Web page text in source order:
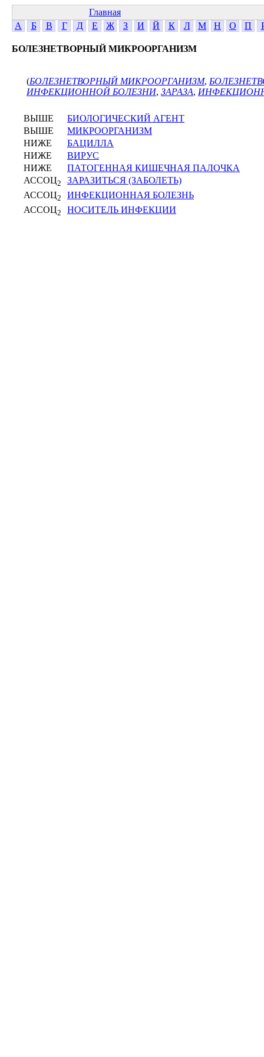
Главная
А
Б В Г Д Е Ж З И Й К Л М Н О П
БОЛЕЗНЕТВОРНЫЙ МИКРООРГАНИЗМ
(БОЛЕЗНЕТВОРНЫЙ МИКРООРГАНИЗМ,
ИНФЕКЦИОННОЙ БОЛЕЗНИ, ЗАРАЗА,
ВЫШЕ
БИОЛОГИЧЕСКИЙ АГЕНТ
ВЫШЕ
МИКРООРГАНИЗМ
НИЖЕ
БАЦИЛЛА
НИЖЕ
ВИРУС
НИЖЕ
ПАТОГЕННАЯ КИШЕЧНАЯ ПАЛОЧКА
АССОЦ2
ЗАРАЗИТЬСЯ (ЗАБОЛЕТЬ)
АССОЦ2
ИНФЕКЦИОННАЯ БОЛЕЗНЬ
АССОЦ2 НОСИТЕЛЬ ИНФЕКЦИИ